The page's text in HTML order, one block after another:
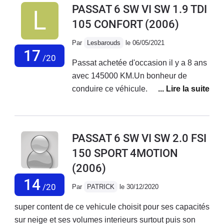
parvient sans peine à emmener le
break aux allures réglementaire,
cependant pas du tout molle. Elle offre
un grand espace de vie et de
rangement, une capacité de
quotidien et tout spécialement lors des
consommation très raisonnable. Peu
d'incidents à souligner en maintenant
298000km: le classique étrier de frein
voyant pollution qui s'allume de façon
intempestive mais facilement réparé
17 /20
PASSAT 6 SW VI SW 1.9 TDI
105 CONFORT(2006)
Par Lesbarouds le 06/05/2021
Passat achetée d'occasion il y a 8 ans
avec 145000 KM.Un bonheur de
conduire ce véhicule. C'est une
robustesse, on se sent en sécurité.
manoeuvrer qu'on en oublierait
presque qu'elle est si longue. Niveau
consommation, c'est bien sûr sur
apprécie très vite la largesse et la
distance entre les passagers à l'avant,
14/20
PASSAT 6 SW VI SW 2.0 FSI
150 SPORT 4MOTION
(2006)
Par PATRICK le 30/12/2020
super content de ce vehicule choisit pour ses capacités
sur neige et ses volumes interieurs surtout puis son